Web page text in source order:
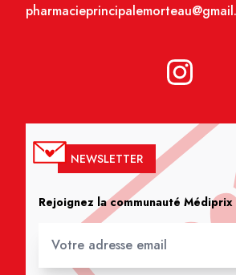
NEWSLETTER
Rejoignez la communauté Médiprix